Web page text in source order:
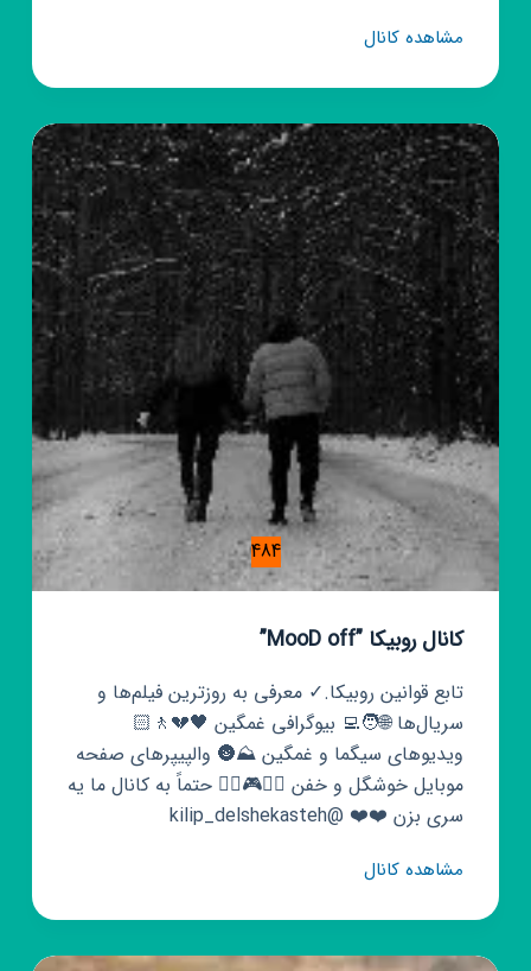
مشاهده کانالکانال
🎧
remix
🎥
clip
🎬
484
کانال روبیکا ”MooD off”
تابع قوانین روبیکا.✓ معرفی به روزترین فیلم‌ها و
سریال‌ها 🌐🧑‍💻 بیوگرافی غمگین 🖤💔🚶🏻
ویدیوهای سیگما و غمگین ⛰️🌚 والپیپرهای صفحه
موبایل خوشگل و خفن 🤛🤜🎮🖐🏼 حتماً به کانال ما یه
سری بزن ❤️❤️ @kilip_delshekasteh
مشاهده کانالکانال
”MooD
off”